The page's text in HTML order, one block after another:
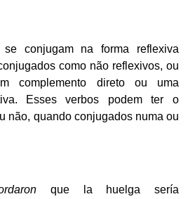
conjugam na forma reflexiva
como não reflexivos, ou
complemento direto ou uma
Esses verbos podem ter o
não, quando conjugados numa ou
que la huelga sería